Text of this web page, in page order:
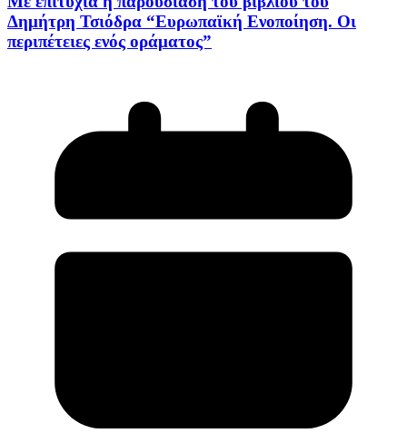
Δημήτρη Τσιόδρα “Ευρωπαϊκή Ενοποίηση. Οι
περιπέτειες ενός οράματος”